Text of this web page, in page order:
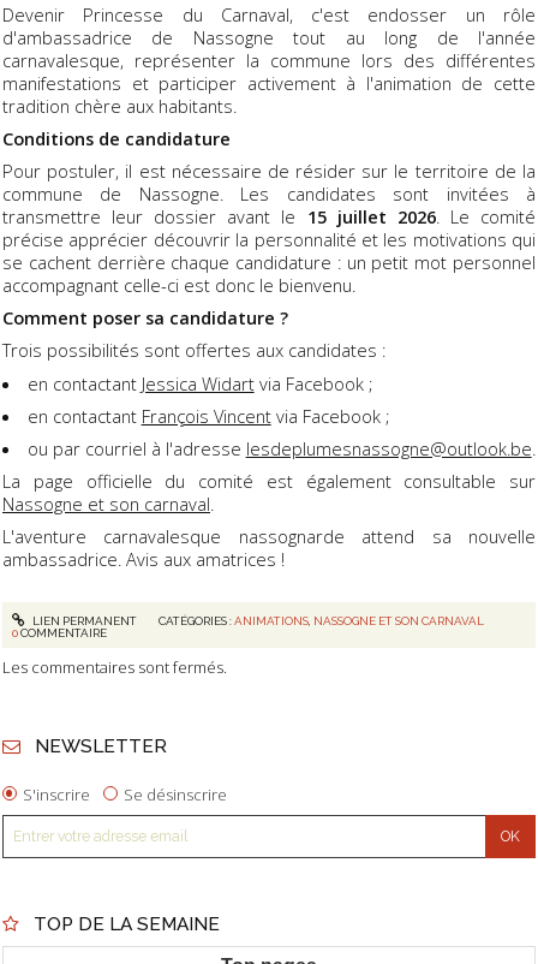
Devenir Princesse du Carnaval, c'est endosser un rôle
d'ambassadrice de Nassogne tout au long de l'année
carnavalesque, représenter la commune lors des différentes
manifestations et participer activement à l'animation de cette
tradition chère aux habitants.
Conditions de candidature
Pour postuler, il est nécessaire de résider sur le territoire de la
commune de Nassogne. Les candidates sont invitées à
transmettre leur dossier avant le 15 juillet 2026. Le comité
précise apprécier découvrir la personnalité et les motivations qui
se cachent derrière chaque candidature : un petit mot personnel
accompagnant celle-ci est donc le bienvenu.
Comment poser sa candidature ?
Trois possibilités sont offertes aux candidates :
en contactant Jessica Widartvia Facebook ;
en contactant François Vincentvia Facebook ;
ou par courriel à l'adresse lesdeplumesnassogne@outlook.be
La page officielle du comité est également consultable sur
Nassogne et son carnaval
L'aventure carnavalesque nassognarde attend sa nouvelle
ambassadrice. Avis aux amatrices !
LIEN PERMANENT CATÉGORIES :ANIMATIONS, NASSOGNE ET SON CARNAVAL
0COMMENTAIRE
Les commentaires sont fermés.
NEWSLETTER
S'inscrire Se désinscrire
TOP DE LA SEMAINE